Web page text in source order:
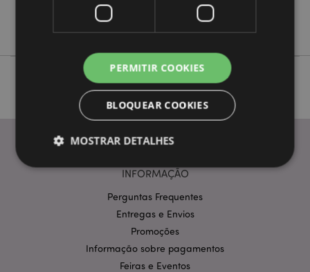
Adoramals
INFORMAÇÃO
Perguntas Frequentes
Entregas e Envios
Promoções
Informação sobre pagamentos
Feiras e Eventos
PERMITIR COOKIES
BLOQUEAR COOKIES
MOSTRAR DETALHES
Estritamente necessários
Desempenho
Segmentação
Funcionalidade
Os cookies estritamente necessários permitem
funcionalidades centrais do website, tais como login
de utilizador e gestão de conta. O sítio web não